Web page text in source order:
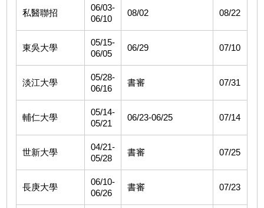
私醫聯招
06/03-
06/10
08/02 08/22
東吳大學
05/15-
06/05
06/29 07/10
淡江大學
05/28-
06/16
書審 07/31
輔仁大學
05/14-
05/21
06/23-06/25 07/14
世新大學
04/21-
05/28
書審 07/25
長庚大學
06/10-
06/26
書審 07/23